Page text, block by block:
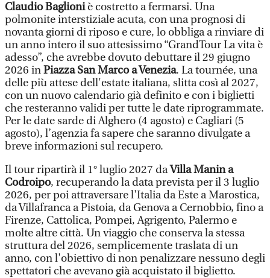
Claudio Baglioniè costretto a fermarsi. Una
polmonite interstiziale acuta, con una prognosi di
novanta giorni di riposo e cure, lo obbliga a rinviare di
un anno intero il suo attesissimo “GrandTour La vita è
adesso”, che avrebbe dovuto debuttare il 29 giugno
2026 inPiazza San Marco a Venezia. La tournée, una
delle più attese dell'estate italiana, slitta così al 2027,
con un nuovo calendario già definito e con i biglietti
che resteranno validi per tutte le date riprogrammate.
Per le date sarde di Alghero (4 agosto) e Cagliari (5
agosto), l’agenzia fa sapere che saranno divulgate a
breve informazioni sul recupero.
Il tour ripartirà il 1° luglio 2027 daVilla Manin a
Codroipo, recuperando la data prevista per il 3 luglio
2026, per poi attraversare l'Italia da Este a Marostica,
da Villafranca a Pistoia, da Genova a Cernobbio, fino a
Firenze, Cattolica, Pompei, Agrigento, Palermo e
molte altre città. Un viaggio che conserva la stessa
struttura del 2026, semplicemente traslata di un
anno, con l'obiettivo di non penalizzare nessuno degli
spettatori che avevano già acquistato il biglietto.